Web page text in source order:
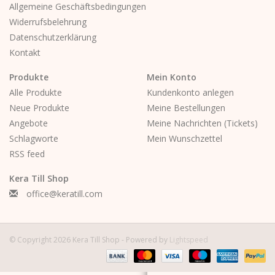
bequeme Passform
Ob für entspannte Coffee-Dates oder kreative Tage im
Atelier
Allgemeine Geschäftsbedingungen
Widerrufsbelehrung
Datenschutzerklärung
Kontakt
Produkte
Alle Produkte
Neue Produkte
Angebote
Schlagworte
RSS feed
Mein Konto
Kundenkonto anlegen
Meine Bestellungen
Meine Nachrichten (Tickets)
Mein Wunschzettel
Kera Till Shop
office@keratill.com
© Copyright 2026 Kera Till Shop - Powered by Lightspeed